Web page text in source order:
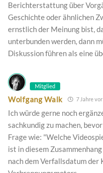
Berichterstattung über
Geschichte oder ähnlichen
ernstlich der Meinung bist,
unterbunden werden, dann
Diskussion führen als eine
Mitglied
Wolfgang Walk 7 Jahre vor
Ich würde gerne noch
sachkundig zu machen,
Frage wie: "Welche
ist in diesem
nach dem Verfallsdatum der